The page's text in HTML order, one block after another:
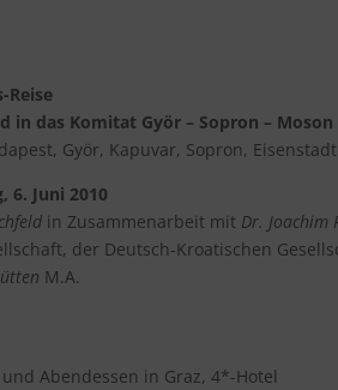
Reise
in das Komitat Györ – Sopron – Moson
Györ, Kapuvar, Sopron,
6. Juni 2010
in Zusammenarbeit mit Dr. Joachim
der Deutsch-Kroatischen
M.A.
Abendessen in Graz, 4*-Hotel